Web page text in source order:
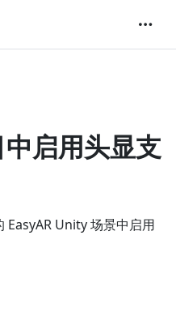
启用头显支
EasyAR Unity 场景中启用